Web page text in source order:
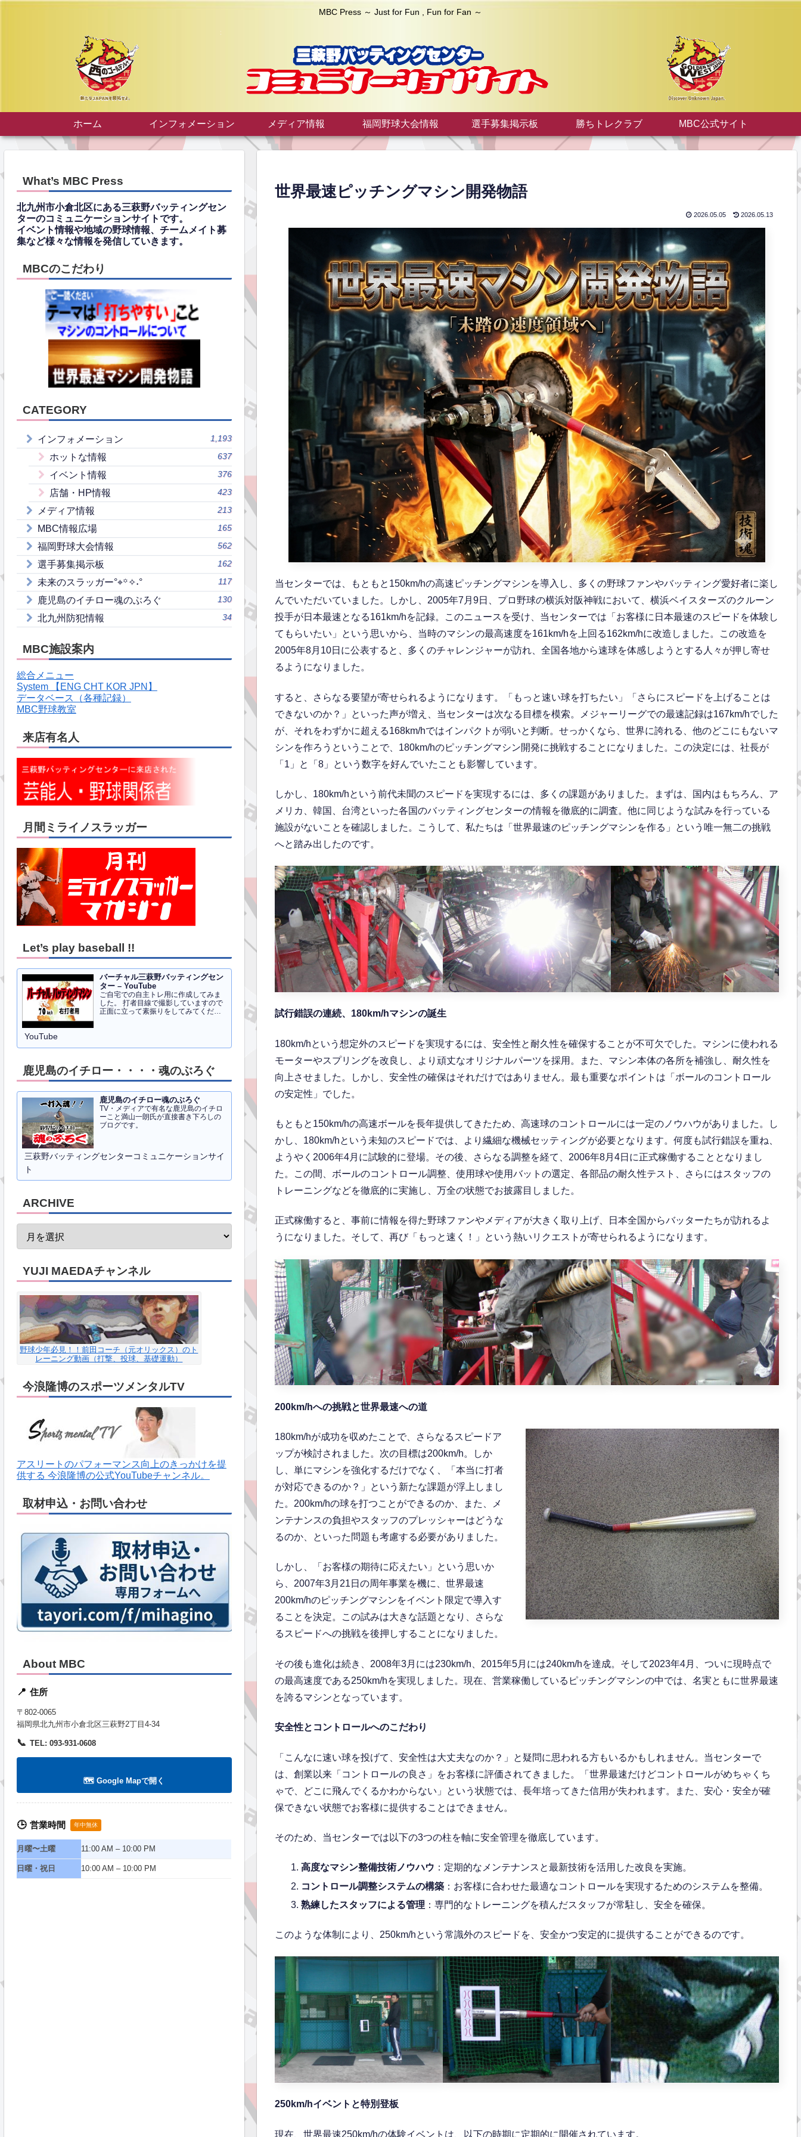
MBC Press ～ Just for Fun , Fun for Fan ～
ホーム インフォメーション メディア情報 福岡野球大会情報 選手募集掲示板 勝ちトレクラブ MBC公式サイト
世界最速ピッチングマシン開発物語
2026.05.05 2026.05.13
当センターでは、もともと150km/hの高速ピッチングマシンを導入し、多くの野球ファンやバッティング愛好者に楽し
んでいただいていました。しかし、2005年7月9日、プロ野球の横浜対阪神戦において、横浜ベイスターズのクルーン
投手が日本最速となる161km/hを記録。このニュースを受け、当センターでは「お客様に日本最速のスピードを体験し
てもらいたい」という思いから、当時のマシンの最高速度を161km/hを上回る162km/hに改造しました。この改造を
2005年8月10日に公表すると、多くのチャレンジャーが訪れ、全国各地から速球を体感しようとする人々が押し寄せ
るようになりました。
すると、さらなる要望が寄せられるようになります。「もっと速い球を打ちたい」「さらにスピードを上げることは
できないのか？」といった声が増え、当センターは次なる目標を模索。メジャーリーグでの最速記録は167km/hでした
が、それをわずかに超える168km/hではインパクトが弱いと判断。せっかくなら、世界に誇れる、他のどこにもないマ
シンを作ろうということで、180km/hのピッチングマシン開発に挑戦することになりました。この決定には、社長が
「1」と「8」という数字を好んでいたことも影響しています。
しかし、180km/hという前代未聞のスピードを実現するには、多くの課題がありました。まずは、国内はもちろん、ア
メリカ、韓国、台湾といった各国のバッティングセンターの情報を徹底的に調査。他に同じような試みを行っている
施設がないことを確認しました。こうして、私たちは「世界最速のピッチングマシンを作る」という唯一無二の挑戦
へと踏み出したのです。
試行錯誤の連続、180km/hマシンの誕生
180km/hという想定外のスピードを実現するには、安全性と耐久性を確保することが不可欠でした。マシンに使われる
モーターやスプリングを改良し、より頑丈なオリジナルパーツを採用。また、マシン本体の各所を補強し、耐久性を
向上させました。しかし、安全性の確保はそれだけではありません。最も重要なポイントは「ボールのコントロール
の安定性」でした。
もともと150km/hの高速ボールを長年提供してきたため、高速球のコントロールには一定のノウハウがありました。し
かし、180km/hという未知のスピードでは、より繊細な機械セッティングが必要となります。何度も試行錯誤を重ね、
ようやく2006年4月に試験的に登場。その後、さらなる調整を経て、2006年8月4日に正式稼働することとなりまし
た。この間、ボールのコントロール調整、使用球や使用バットの選定、各部品の耐久性テスト、さらにはスタッフの
トレーニングなどを徹底的に実施し、万全の状態でお披露目しました。
正式稼働すると、事前に情報を得た野球ファンやメディアが大きく取り上げ、日本全国からバッターたちが訪れるよ
うになりました。そして、再び「もっと速く！」という熱いリクエストが寄せられるようになります。
200km/hへの挑戦と世界最速への道
180km/hが成功を収めたことで、さらなるスピードア
ップが検討されました。次の目標は200km/h。しか
し、単にマシンを強化するだけでなく、「本当に打者
が対応できるのか？」という新たな課題が浮上しまし
た。200km/hの球を打つことができるのか、また、メ
ンテナンスの負担やスタッフのプレッシャーはどうな
るのか、といった問題も考慮する必要がありました。
しかし、「お客様の期待に応えたい」という思いか
ら、2007年3月21日の周年事業を機に、世界最速
200km/hのピッチングマシンをイベント限定で導入す
ることを決定。この試みは大きな話題となり、さらな
るスピードへの挑戦を後押しすることになりました。
その後も進化は続き、2008年3月には230km/h、2015年5月には240km/hを達成。そして2023年4月、ついに現時点で
の最高速度である250km/hを実現しました。現在、営業稼働しているピッチングマシンの中では、名実ともに世界最速
を誇るマシンとなっています。
安全性とコントロールへのこだわり
「こんなに速い球を投げて、安全性は大丈夫なのか？」と疑問に思われる方もいるかもしれません。当センターで
は、創業以来「コントロールの良さ」をお客様に評価されてきました。「世界最速だけどコントロールがめちゃくち
ゃで、どこに飛んでくるかわからない」という状態では、長年培ってきた信用が失われます。また、安心・安全が確
保できない状態でお客様に提供することはできません。
そのため、当センターでは以下の3つの柱を軸に安全管理を徹底しています。
高度なマシン整備技術ノウハウ ：定期的なメンテナンスと最新技術を活用した改良を実施。
コントロール調整システムの構築：お客様に合わせた最適なコントロールを実現するためのシステムを整備。
熟練したスタッフによる管理 ：専門的なトレーニングを積んだスタッフが常駐し、安全を確保。
このような体制により、250km/hという常識外のスピードを、安全かつ安定的に提供することができるのです。
250km/hイベントと特別登板
現在、世界最速250km/hの体験イベントは、以下の時期に定期的に開催されています。
What’s MBC Press
北九州市小倉北区にある三萩野バッティングセン
ターのコミュニケーションサイトです。
イベント情報や地域の野球情報、チームメイト募
集など様々な情報を発信していきます。
MBCのこだわり
CATEGORY
インフォメーション 1,193
ホットな情報 637
イベント情報 376
店舗・HP情報 423
メディア情報 213
MBC情報広場 165
福岡野球大会情報 562
選手募集掲示板 162
未来のスラッガー°⌖꙳✧˖° 117
鹿児島のイチロー魂のぶろぐ 130
北九州防犯情報 34
MBC施設案内
総合メニュー
System 【ENG CHT KOR JPN】
データベース（各種記録）
MBC野球教室
来店有名人
月間ミライノスラッガー
Let’s play baseball !!
バーチャル三萩野バッティングセン
ター – YouTube
ご自宅での自主トレ用に作成してみま
した。 打者目線で撮影していますので
正面に立って素振りをしてみてくださ
YouTube
鹿児島のイチロー・・・・魂のぶろぐ
鹿児島のイチロー魂のぶろぐ
TV・メディアで有名な鹿児島のイチロ
ーこと満山一朗氏が直接書き下ろしの
ブログです。
三萩野バッティングセンターコミュニケーションサイ
ト
ARCHIVE
YUJI MAEDAチャンネル
野球少年必見！！前田コーチ（元オリックス）のト
レーニング動画（打撃、投球、基礎運動）
今浪隆博のスポーツメンタルTV
アスリートのパフォーマンス向上のきっかけを提
供する 今浪隆博の公式YouTubeチャンネル。
取材申込・お問い合わせ
About MBC
📍 住所
〒802-0065
福岡県北九州市小倉北区三萩野2丁目4-34
📞 TEL: 093-931-0608
🗺️ Google Mapで開く
🕒 営業時間 年中無休
月曜〜土曜 11:00 AM – 10:00 PM
日曜・祝日 10:00 AM – 10:00 PM